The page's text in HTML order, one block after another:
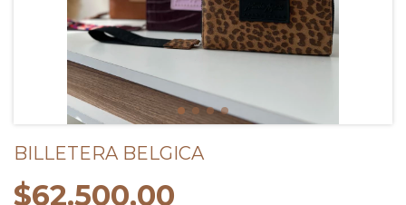
BILLETERA BELGICA
$62.500,00